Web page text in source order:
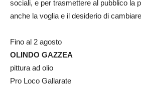
sociali, e per trasmettere al pubblico la
anche la voglia e il desiderio di
Fino al 2 agosto
OLINDO GAZZEA
pittura ad olio
Pro Loco Gallarate